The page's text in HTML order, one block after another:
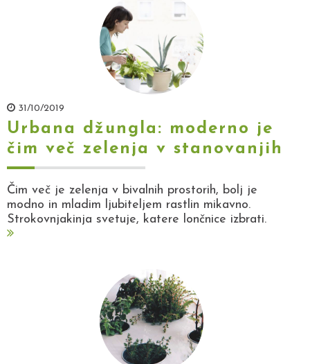
31/10/2019
Urbana džungla: moderno je
čim več zelenja v stanovanjih
Čim več je zelenja v bivalnih prostorih, bolj je
modno in mladim ljubiteljem rastlin mikavno.
Strokovnjakinja svetuje, katere lončnice izbrati.